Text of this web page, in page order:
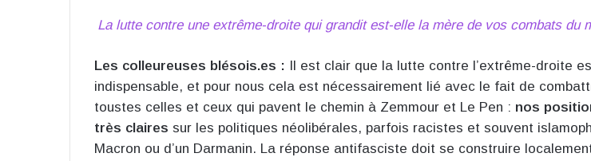
La lutte contre une extrême-droite qui grandit est-elle la mère de vos combats du
Les colleureuses blésois.es : Il est clair que la lutte contre l’extrême-droite
indispensable, et pour nous cela est nécessairement lié avec le fait de
toustes celles et ceux qui pavent le chemin à Zemmour et Le Pen : nos
très claires sur les politiques néolibérales, parfois racistes et souvent
Macron ou d’un Darmanin. La réponse antifasciste doit se construire